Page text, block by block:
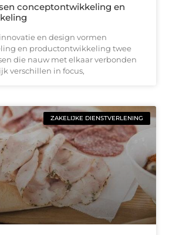
conceptontwikkeling en
en design vormen
en productontwikkeling twee
die nauw met elkaar verbonden
verschillen in focus,
ZAKELIJKE DIENSTVERLENING